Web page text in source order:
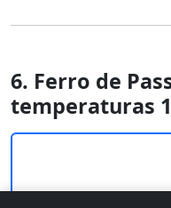
6. Ferro de
temperaturas